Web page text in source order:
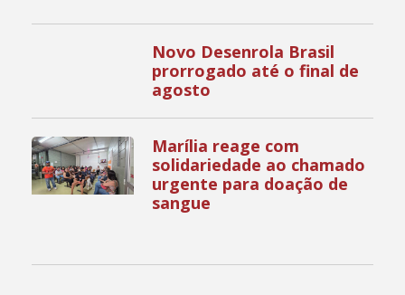
Novo Desenrola Brasil
prorrogado até o final de
agosto
Marília reage com
solidariedade ao chamado
urgente para doação de
sangue